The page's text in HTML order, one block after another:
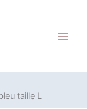
taille L